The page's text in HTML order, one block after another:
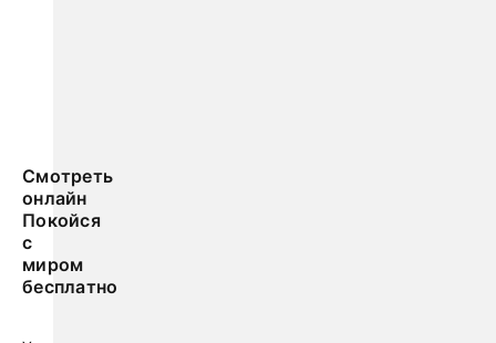
Смотреть
онлайн
Покойся
с
миром
бесплатно